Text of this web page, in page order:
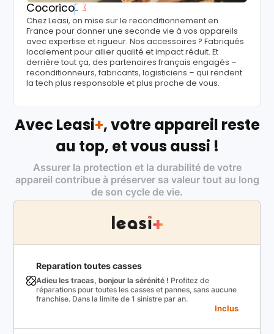
Cocorico
Chez Leasi, on mise sur le reconditionnement en
France pour donner une seconde vie à vos appareils
avec expertise et rigueur. Nos accessoires ? Fabriqués
localement pour allier qualité et impact réduit. Et
derrière tout ça, des partenaires français engagés –
reconditionneurs, fabricants, logisticiens – qui rendent
la tech plus responsable et plus proche de vous.
Avec Leasi+, votre appareil reste
au top, et vous aussi !
Assurer la protection et la durabilité de votre
appareil contribue à préserver sa valeur tout au long
de son cycle de vie.
Reparation toutes casses
Adieu les tracas, bonjour la sérénité ! Profitez de
réparations pour toutes les casses et pannes, sans aucune
franchise. Dans la limite de 1 sinistre par an.
Inclus